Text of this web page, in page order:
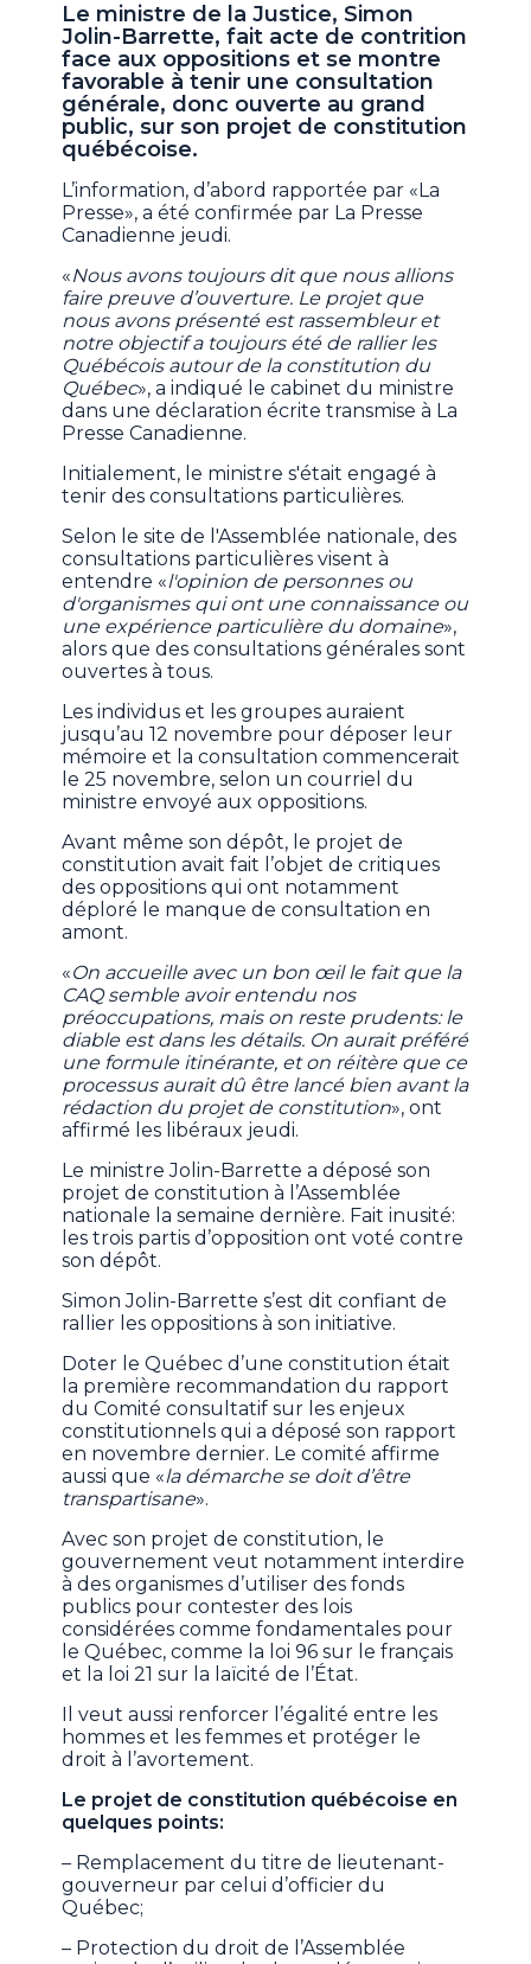
Le ministre de la Justice, Simon
Jolin-Barrette, fait acte de contrition
face aux oppositions et se montre
favorable à tenir une consultation
générale, donc ouverte au grand
public, sur son projet de constitution
québécoise.
L’information, d’abord rapportée par «La
Presse», a été confirmée par La Presse
Canadienne jeudi.
«Nous avons toujours dit que nous allions
faire preuve d’ouverture. Le projet que
nous avons présenté est rassembleur et
notre objectif a toujours été de rallier les
Québécois autour de la constitution du
Québec», a indiqué le cabinet du ministre
dans une déclaration écrite transmise à La
Presse Canadienne.
Initialement, le ministre s'était engagé à
tenir des consultations particulières.
Selon le site de l'Assemblée nationale, des
consultations particulières visent à
entendre «l'opinion de personnes ou
d'organismes qui ont une connaissance ou
une expérience particulière du domaine»,
alors que des consultations générales sont
ouvertes à tous.
Les individus et les groupes auraient
jusqu’au 12 novembre pour déposer leur
mémoire et la consultation commencerait
le 25 novembre, selon un courriel du
ministre envoyé aux oppositions.
Avant même son dépôt, le projet de
constitution avait fait l’objet de critiques
des oppositions qui ont notamment
déploré le manque de consultation en
amont.
«On accueille avec un bon œil le fait que la
CAQ semble avoir entendu nos
préoccupations, mais on reste prudents: le
diable est dans les détails. On aurait préféré
une formule itinérante, et on réitère que ce
processus aurait dû être lancé bien avant la
rédaction du projet de constitution», ont
affirmé les libéraux jeudi.
Le ministre Jolin-Barrette a déposé son
projet de constitution à l’Assemblée
nationale la semaine dernière. Fait inusité:
les trois partis d’opposition ont voté contre
son dépôt.
Simon Jolin-Barrette s’est dit confiant de
rallier les oppositions à son initiative.
Doter le Québec d’une constitution était
la première recommandation du rapport
du Comité consultatif sur les enjeux
constitutionnels qui a déposé son rapport
en novembre dernier. Le comité affirme
aussi que «la démarche se doit d’être
transpartisane».
Avec son projet de constitution, le
gouvernement veut notamment interdire
à des organismes d’utiliser des fonds
publics pour contester des lois
considérées comme fondamentales pour
le Québec, comme la loi 96 sur le français
et la loi 21 sur la laïcité de l’État.
Il veut aussi renforcer l’égalité entre les
hommes et les femmes et protéger le
droit à l’avortement.
Le projet de constitution québécoise en
quelques points:
– Remplacement du titre de lieutenant-
gouverneur par celui d’officier du
Québec;
– Protection du droit de l’Assemblée